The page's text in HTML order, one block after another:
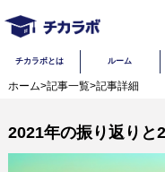
チカラボとは ルーム
ホーム>記事一覧>記事詳細
2021年の振り返りと